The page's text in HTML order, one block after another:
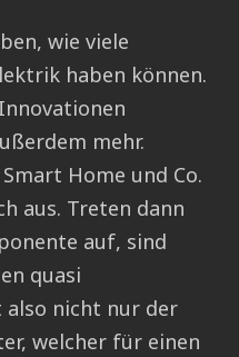
wie viele
haben können.
mehr.
Home und Co.
aus. Treten dann
auf, sind
quasi
nicht nur der
welcher für einen